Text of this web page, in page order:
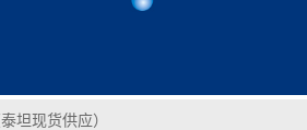
坦现货供应）